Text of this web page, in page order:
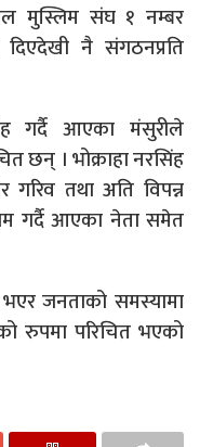
मुस्लिम संघ १ नम्बर
दिएदेखी नै संगठनप्रति
गर्दै आएका मंसुरीले
छन् । भोक्राहा नरसिंह
गरिव तथा अति विपन्न
गर्दै आएका नेता समेत
जनताको समस्यामा
रुपमा परिचित भएको